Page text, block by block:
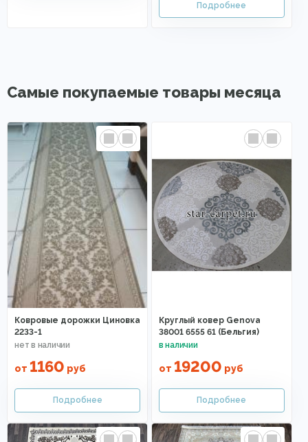
Самые покупаемые товары месяца
Ковровые дорожки Циновка
2233-1
от 1160 руб
Круглый ковер Genova
38001 6555 61 (Бельгия)
от 19200 руб